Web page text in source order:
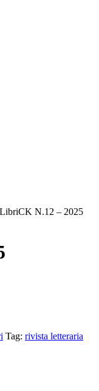
N.12 – 2025
Tag: rivista letteraria